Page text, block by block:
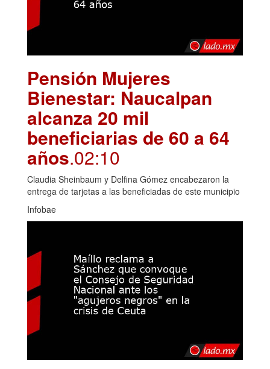
Pensión Mujeres
Bienestar: Naucalpan
alcanza 20 mil
beneficiarias de 60 a 64
años.02:10
Claudia Sheinbaum y Delfina Gómez encabezaron la
entrega de tarjetas a las beneficiadas de este municipio
Infobae